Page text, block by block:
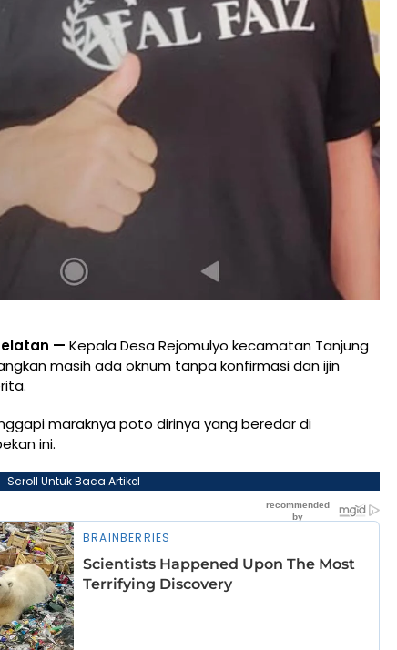
— Kepala Desa Rejomulyo kecamatan Tanjung
masih ada oknum tanpa konfirmasi dan ijin
maraknya poto dirinya yang beredar di
ini.
Scroll Untuk Baca Artikel